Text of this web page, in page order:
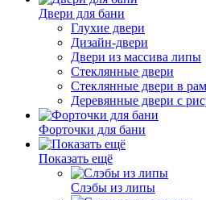
Двери для бани
Глухие двери
Дизайн-двери
Двери из массива липы
Стеклянные двери
Стеклянные двери в
Деревянные двери с
Форточки для бани
Показать ещё
Слэбы из липы